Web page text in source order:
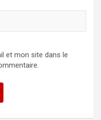
et mon site dans le